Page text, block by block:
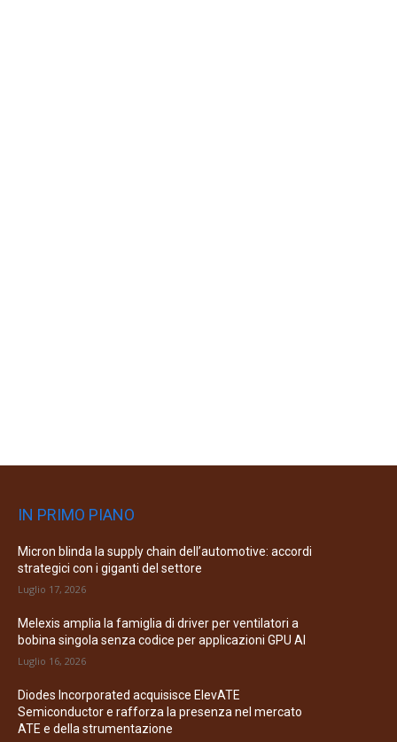
IN PRIMO PIANO
Micron blinda la supply chain dell’automotive: accordi
strategici con i giganti del settore
Luglio 17, 2026
Melexis amplia la famiglia di driver per ventilatori a
bobina singola senza codice per applicazioni GPU AI
Luglio 16, 2026
Diodes Incorporated acquisisce ElevATE
Semiconductor e rafforza la presenza nel mercato
ATE e della strumentazione